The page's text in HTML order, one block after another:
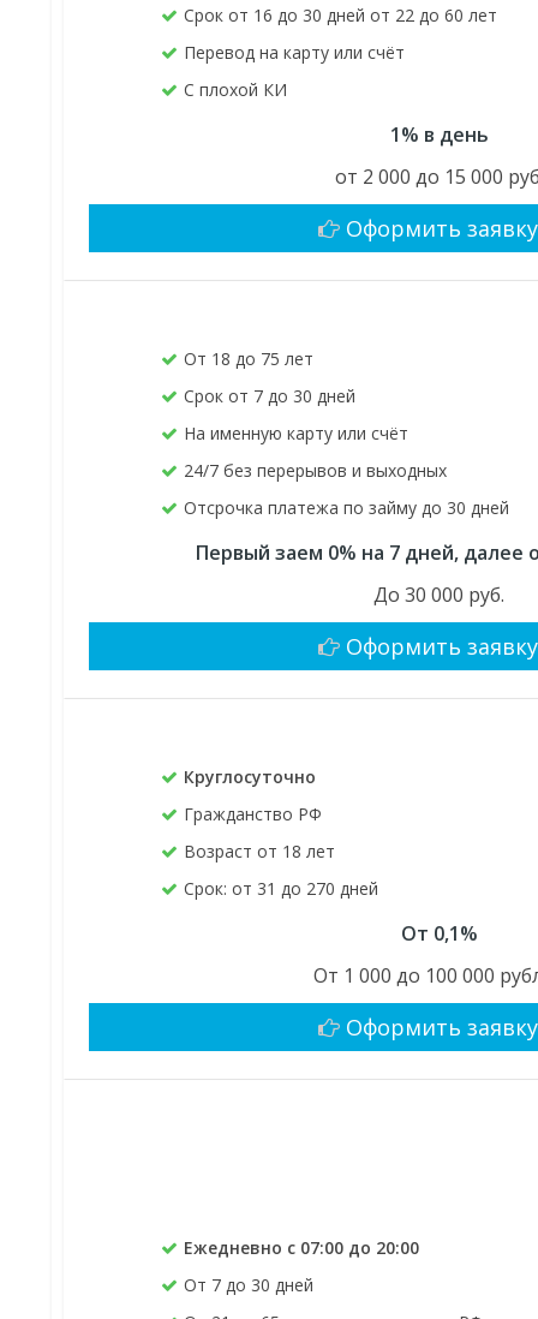
Срок от 16 до 30 дней от 22 до 60 лет
Перевод на карту или счёт
С плохой КИ
1% в день
от 2 000 до 15 000
Оформить заявку
От 18 до 75 лет
Срок от 7 до 30 дней
На именную карту или счёт
24/7 без перерывов и выходных
Отсрочка платежа по займу до 30 дней
Первый заем 0% на 7 дней, далее
До 30 000 руб.
Оформить заявку
Круглосуточно
Гражданство РФ
Возраст от 18 лет
Срок: от 31 до 270 дней
От 0,1%
От 1 000 до 100 000
Оформить заявку
Ежедневно с 07:00 до 20:00
От 7 до 30 дней